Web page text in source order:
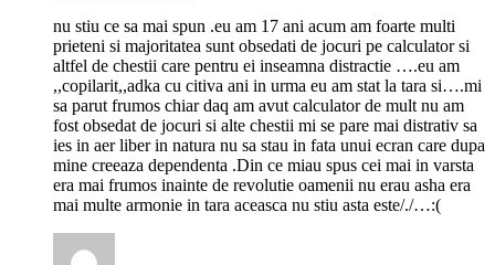
nu stiu ce sa mai spun .eu am 17 ani acum am foarte multi
prieteni si majoritatea sunt obsedati de jocuri pe calculator si
altfel de chestii care pentru ei inseamna distractie ….eu am
,,copilarit,,adka cu citiva ani in urma eu am stat la tara si….mi
sa parut frumos chiar daq am avut calculator de mult nu am
fost obsedat de jocuri si alte chestii mi se pare mai distrativ sa
ies in aer liber in natura nu sa stau in fata unui ecran care dupa
mine creeaza dependenta .Din ce miau spus cei mai in varsta
era mai frumos inainte de revolutie oamenii nu erau asha era
mai multe armonie in tara aceasca nu stiu asta este/./…:(